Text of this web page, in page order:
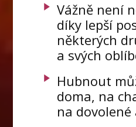
Vážně není
díky lepší
některých
a svých
Hubnout
doma, na
na